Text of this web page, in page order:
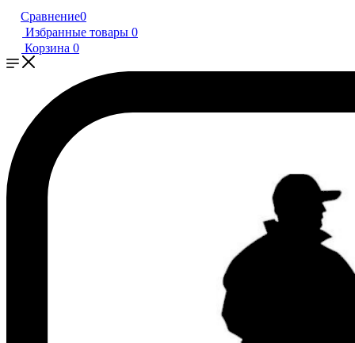
Сравнение0
Избранные товары 0
Корзина 0